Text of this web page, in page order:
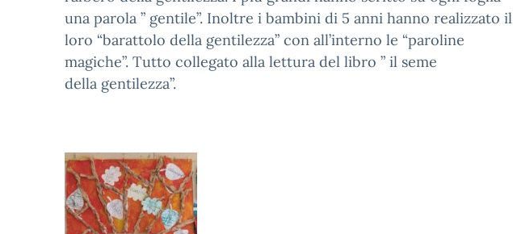
una parola ” gentile”. Inoltre i bambini di 5 anni hanno realizzato il
loro “barattolo della gentilezza” con all’interno le “paroline
magiche”. Tutto collegato alla lettura del libro ” il seme
della gentilezza”.